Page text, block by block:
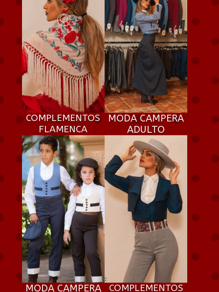
COMPLEMENTOS
FLAMENCA
MODA CAMPERA
ADULTO
MODA CAMPERA
COMPLEMENTOS